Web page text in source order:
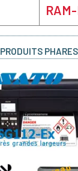
PRODUITS PHARES